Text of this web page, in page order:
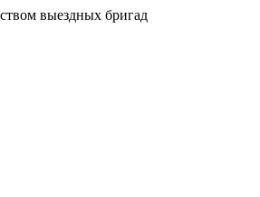
выездных бригад